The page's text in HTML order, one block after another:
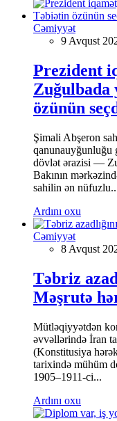
Cəmiyyət
9 Avqust
Prezident
Zuğulbada
özünün
Şimali Abşeron
qanunauyğunluğu
dövlət ərazisi —
Bakının
sahilin ən
Ardını oxu
Cəmiyyət
8 Avqust
Təbriz
Məşrutə
Mütləqiyyətdən
əvvəllərində İran
(Konstitusiya
tarixində mühüm
1905–1911-ci...
Ardını oxu